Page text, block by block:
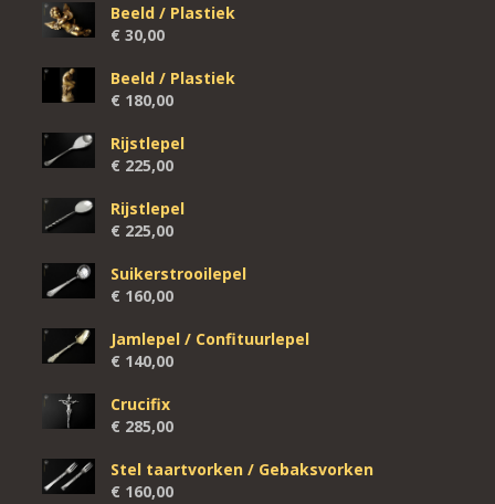
Beeld / Plastiek
€ 30,00
Beeld / Plastiek
€ 180,00
Rijstlepel
€ 225,00
Rijstlepel
€ 225,00
Suikerstrooilepel
€ 160,00
Jamlepel / Confituurlepel
€ 140,00
Crucifix
€ 285,00
Stel taartvorken / Gebaksvorken
€ 160,00